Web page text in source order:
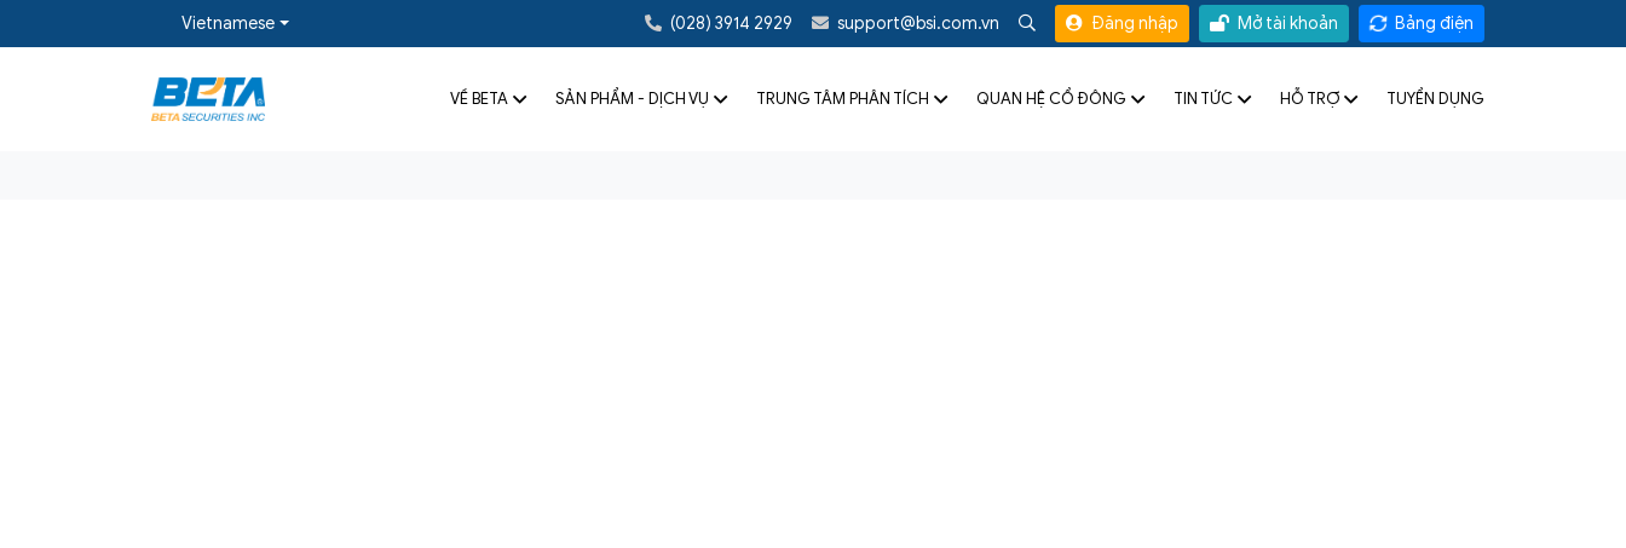
Vietnamese (028) 3914 2929 support@bsi.com.vn Đăng nhập Mở tài khoản Bảng điện
VỀ BETA SẢN PHẨM - DỊCH VỤ TRUNG TÂM PHÂN TÍCH QUAN HỆ CỔ ĐÔNG TIN TỨC HỖ TRỢ TUYỂN DỤNG